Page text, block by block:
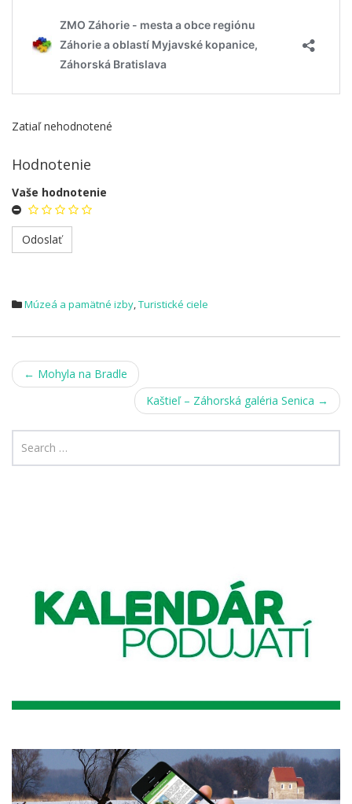
Zatiaľ nehodnotené
Hodnotenie
Vaše hodnotenie
Múzeá a pamätné izby,Turistické ciele
Post
navigation
← Mohyla na Bradle
Kaštieľ – Záhorská galéria Senica →